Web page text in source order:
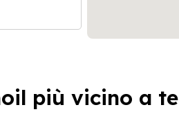
più vicino a te